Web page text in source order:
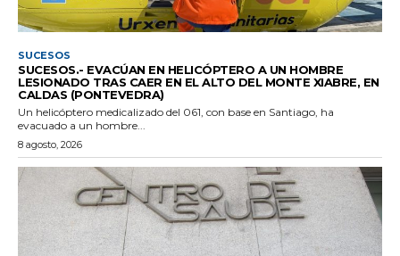
SUCESOS
SUCESOS.- EVACÚAN EN HELICÓPTERO A UN HOMBRE
LESIONADO TRAS CAER EN EL ALTO DEL MONTE XIABRE, EN
CALDAS (PONTEVEDRA)
Un helicóptero medicalizado del 061, con base en Santiago, ha
evacuado a un hombre...
8 agosto, 2026